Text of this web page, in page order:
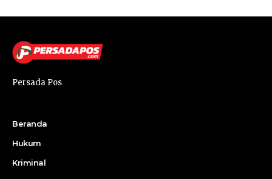
Persada Pos
Beranda
Hukum
Kriminal